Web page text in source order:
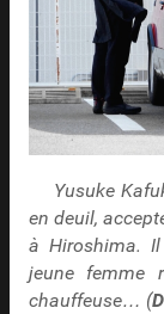
Yusuke
en deuil,
à Hiroshima.
jeune femme
chauffeuse… (